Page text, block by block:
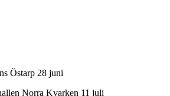
Östarp 28 juni
Norra Kvarken 11 juli